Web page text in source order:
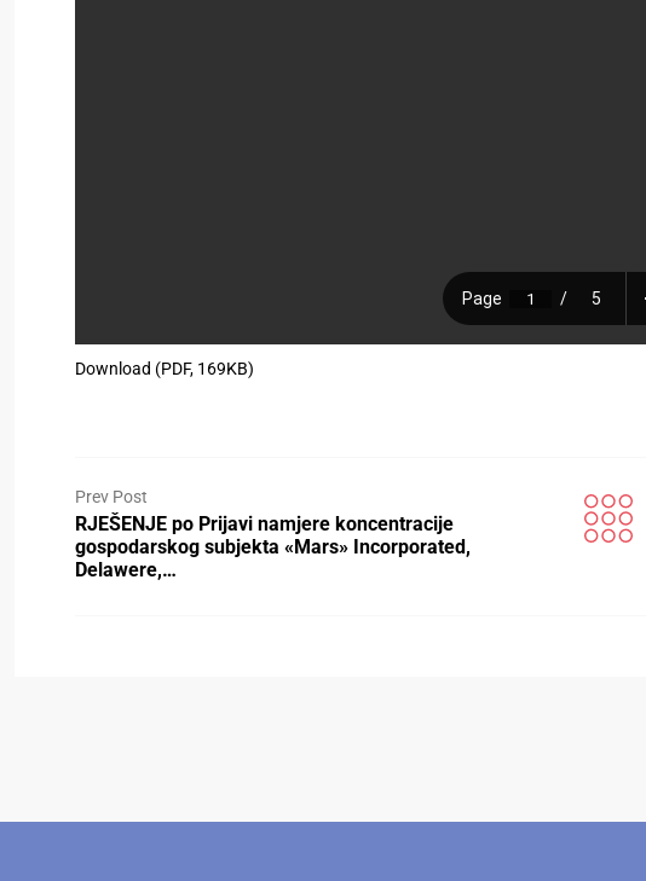
Download (PDF, 169KB)
Prev Post
RJEŠENJE po Prijavi namjere koncentracije
gospodarskog subjekta «Mars» Incorporated,
Delawere,…